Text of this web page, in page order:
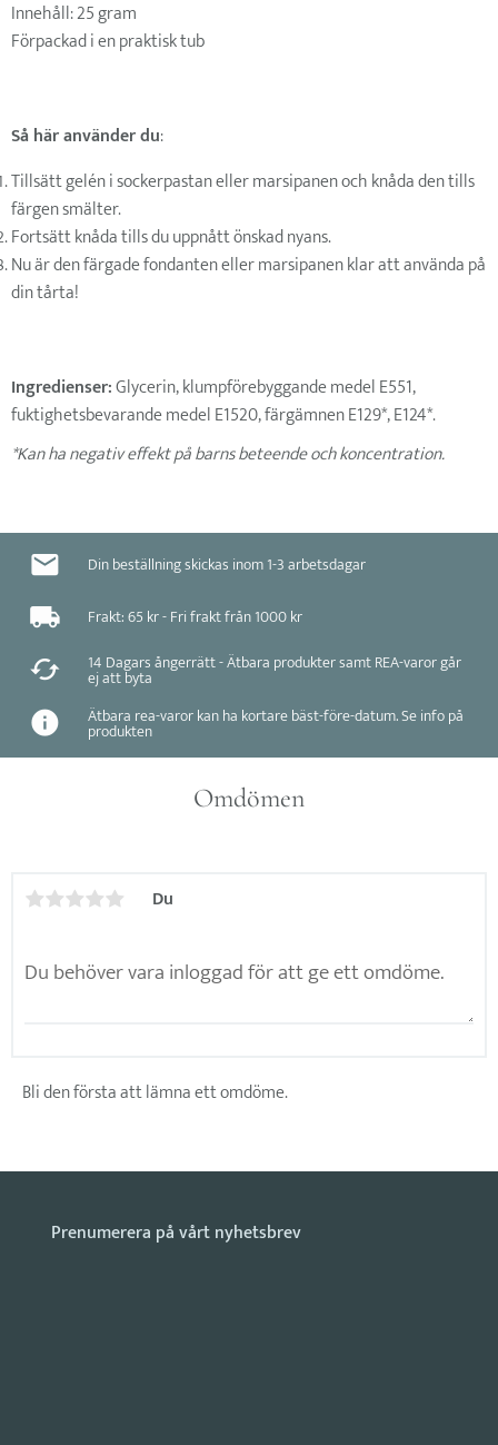
Innehåll: 25 gram
Förpackad i en praktisk tub
Så här använder du:
Tillsätt gelén i sockerpastan eller marsipanen och knåda den tills
färgen smälter.
Fortsätt knåda tills du uppnått önskad nyans.
Nu är den färgade fondanten eller marsipanen klar att använda på
din tårta!
Ingredienser:Glycerin, klumpförebyggande medel E551,
fuktighetsbevarande medel E1520, färgämnen E129*, E124*.
*Kan ha negativ effekt på barns beteende och koncentration.
Din beställning skickas inom 1-3 arbetsdagar
Frakt: 65 kr - Fri frakt från 1000 kr
14 Dagars ångerrätt - Ätbara produkter samt REA-varor går
ej att byta
Ätbara rea-varor kan ha kortare bäst-före-datum. Se info på
produkten
Omdömen
Du
Bli den första att lämna ett omdöme.